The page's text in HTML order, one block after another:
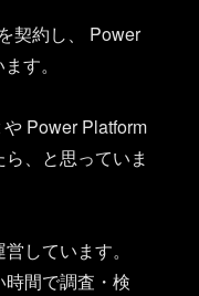
契約し、 Power
す。
Power Platform
、と思っていま
しています。
時間で調査・検